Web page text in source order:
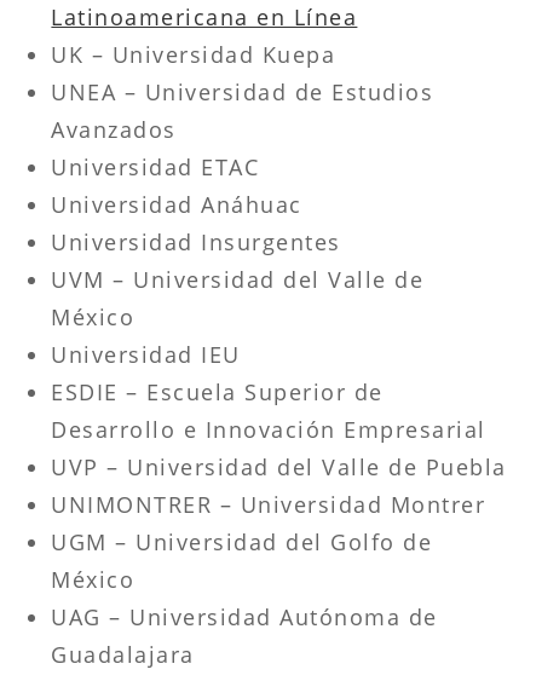
Latinoamericana en Línea
UK – Universidad Kuepa
UNEA – Universidad de Estudios
Avanzados
Universidad ETAC
Universidad Anáhuac
Universidad Insurgentes
UVM – Universidad del Valle de
México
Universidad IEU
ESDIE – Escuela Superior de
Desarrollo e Innovación Empresarial
UVP – Universidad del Valle de Puebla
UNIMONTRER – Universidad Montrer
UGM – Universidad del Golfo de
México
UAG – Universidad Autónoma de
Guadalajara